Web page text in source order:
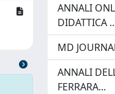
ANNALI
DIDATTICA
MD
ANNALI
FERRARA...